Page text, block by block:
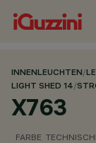
INNENLEUCHTEN/
LIGHT SHED 14/
X763
FARBE